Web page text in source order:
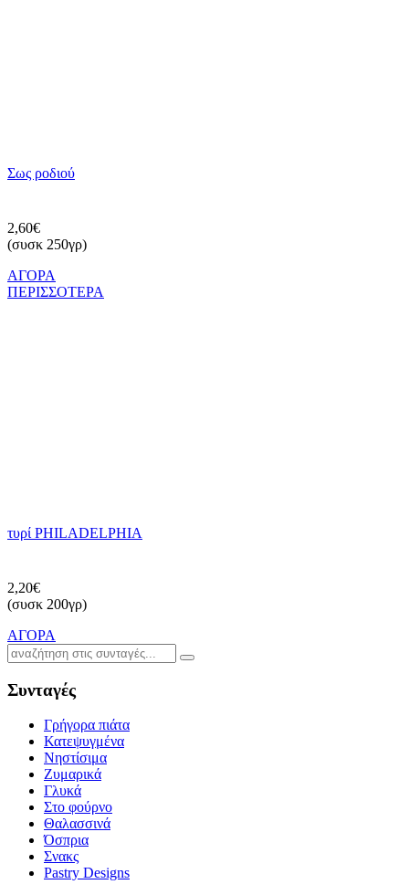
Σως ροδιού
2,60€
(συσκ 250γρ)
ΑΓΟΡΑ
ΠΕΡΙΣΣΟΤΕΡΑ
τυρί PHILADELPHIA
2,20€
(συσκ 200γρ)
ΑΓΟΡΑ
Συνταγές
Γρήγορα πιάτα
Κατεψυγμένα
Νηστίσιμα
Ζυμαρικά
Γλυκά
Στο φούρνο
Θαλασσινά
Όσπρια
Σνακς
Pastry Designs